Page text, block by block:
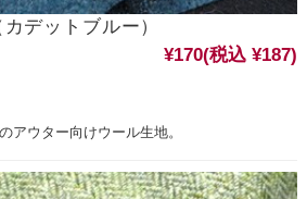
デットブルー）
¥170(税込 ¥187)
アウター向けウール生地。